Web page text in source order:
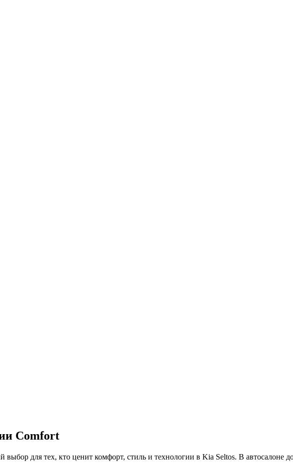
Comfort
для тех, кто ценит комфорт, стиль и технологии в Kia Seltos. В автосалоне